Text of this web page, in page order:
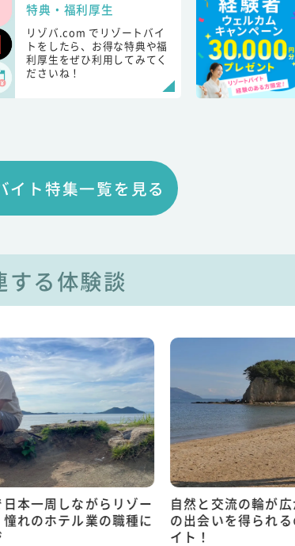
特典・福利厚生
リゾバ.com でリゾートバイ
トをしたら、お得な特典や福
利厚生をぜひ利用してみてく
ださいね！
イト特集一覧を見る
する体験談
本一周しながらリゾー
憧れのホテル業の職種に
自然と交流の輪が
の出会いを得られ
イト！